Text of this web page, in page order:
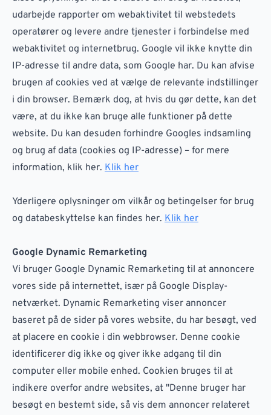
udarbejde rapporter om webaktivitet til webstedets
operatører og levere andre tjenester i forbindelse med
webaktivitet og internetbrug. Google vil ikke knytte din
IP-adresse til andre data, som Google har. Du kan afvise
brugen af cookies ved at vælge de relevante indstillinger
i din browser. Bemærk dog, at hvis du gør dette, kan det
være, at du ikke kan bruge alle funktioner på dette
website. Du kan desuden forhindre Googles indsamling
og brug af data (cookies og IP-adresse) – for mere
information, klik her. Klik her
Yderligere oplysninger om vilkår og betingelser for brug
og databeskyttelse kan findes her. Klik her
Google Dynamic Remarketing
Vi bruger Google Dynamic Remarketing til at annoncere
vores side på internettet, især på Google Display-
netværket. Dynamic Remarketing viser annoncer
baseret på de sider på vores website, du har besøgt, ved
at placere en cookie i din webbrowser. Denne cookie
identificerer dig ikke og giver ikke adgang til din
computer eller mobile enhed. Cookien bruges til at
indikere overfor andre websites, at "Denne bruger har
besøgt en bestemt side, så vis dem annoncer relateret